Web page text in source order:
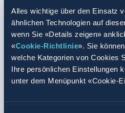
Alles wichtige über den Einsatz
ähnlichen Technologien auf
wenn Sie «Details zeigen»
«Cookie-Richtlinie». Sie
welche Kategorien von Cookies
Ihre persönlichen Einstellungen
unter dem Menüpunkt «Cookie-
Änderung der
Anwendbares Recht und